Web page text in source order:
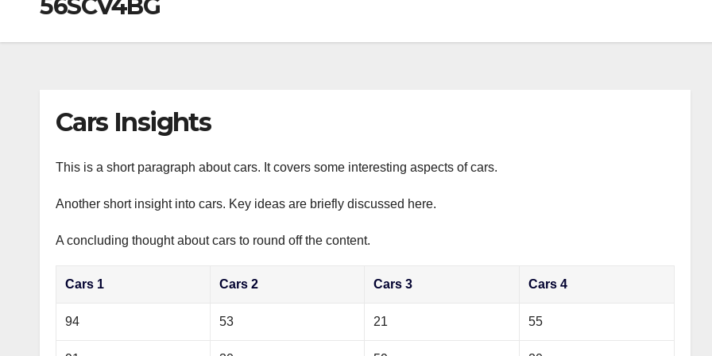
56SCV4BG
Cars Insights
This is a short paragraph about cars. It covers some interesting aspects of cars.
Another short insight into cars. Key ideas are briefly discussed here.
A concluding thought about cars to round off the content.
Cars 1 Cars 2 Cars 3 Cars 4
94 53 21 55
m